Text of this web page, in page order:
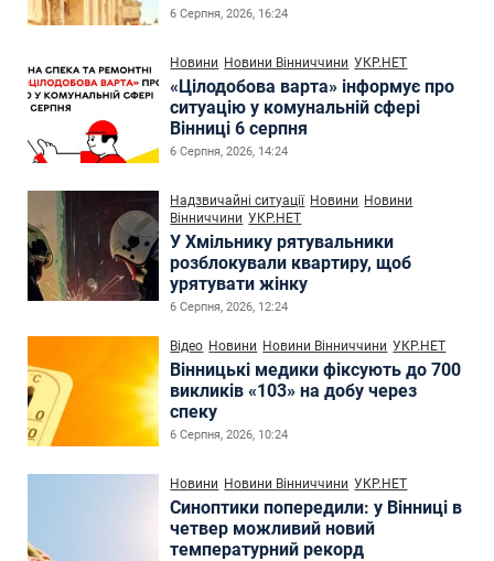
6 Серпня, 2026, 16:24
Новини Новини Вінниччини УКР.НЕТ
«Цілодобова варта» інформує про
ситуацію у комунальній сфері
Вінниці 6 серпня
6 Серпня, 2026, 14:24
Надзвичайні ситуації Новини Новини
Вінниччини УКР.НЕТ
У Хмільнику рятувальники
розблокували квартиру, щоб
урятувати жінку
6 Серпня, 2026, 12:24
Відео Новини Новини Вінниччини УКР.НЕТ
Вінницькі медики фіксують до 700
викликів «103» на добу через
спеку
6 Серпня, 2026, 10:24
Новини Новини Вінниччини УКР.НЕТ
Синоптики попередили: у Вінниці в
четвер можливий новий
температурний рекорд